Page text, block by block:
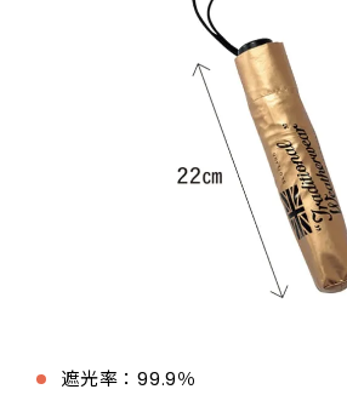
遮光率：99.9％